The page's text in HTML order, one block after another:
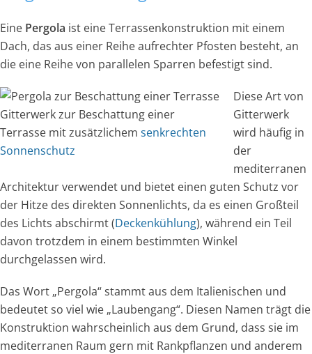
Eine Pergola ist eine Terrassenkonstruktion mit einem
Dach, das aus einer Reihe aufrechter Pfosten besteht, an
die eine Reihe von parallelen Sparren befestigt sind.
Gitterwerk zur Beschattung einer
Terrasse mit zusätzlichem senkrechten
Sonnenschutz
Diese Art von
Gitterwerk
wird häufig in
der
mediterranen
Architektur verwendet und bietet einen guten Schutz vor
der Hitze des direkten Sonnenlichts, da es einen Großteil
des Lichts abschirmt (Deckenkühlung), während ein Teil
davon trotzdem in einem bestimmten Winkel
durchgelassen wird.
Das Wort „Pergola“ stammt aus dem Italienischen und
bedeutet so viel wie „Laubengang“. Diesen Namen trägt die
Konstruktion wahrscheinlich aus dem Grund, dass sie im
mediterranen Raum gern mit Rankpflanzen und anderem